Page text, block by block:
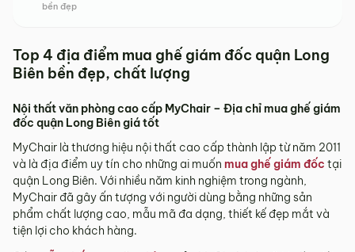
bền đẹp
Top 4 địa điểm mua ghế giám đốc quận Long
Biên bền đẹp, chất lượng
Nội thất văn phòng cao cấp MyChair – Địa chỉ mua ghế giám
đốc quận Long Biên giá tốt
MyChair là thương hiệu nội thất cao cấp thành lập từ năm 2011
và là địa điểm uy tín cho những ai muốn mua ghế giám đốc tại
quận Long Biên. Với nhiều năm kinh nghiệm trong ngành,
MyChair đã gây ấn tượng với người dùng bằng những sản
phẩm chất lượng cao, mẫu mã đa dạng, thiết kế đẹp mắt và
tiện lợi cho khách hàng.